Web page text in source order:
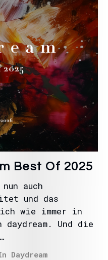
Best Of 2025
auch
und das
wie immer in
daydream. Und die
Daydream